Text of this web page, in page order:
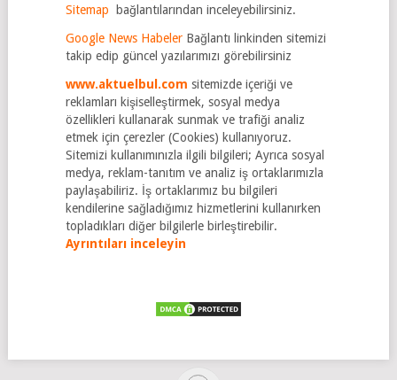
Sitemap
bağlantılarından inceleyebilirsiniz.
Google News Habeler Bağlantı linkinden sitemizi
takip edip güncel yazılarımızı görebilirsiniz
www.aktuelbul.com sitemizde içeriği ve
reklamları kişiselleştirmek, sosyal medya
özellikleri kullanarak sunmak ve trafiği analiz
etmek için çerezler (Cookies) kullanıyoruz.
Sitemizi kullanımınızla ilgili bilgileri; Ayrıca sosyal
medya, reklam-tanıtım ve analiz iş ortaklarımızla
paylaşabiliriz. İş ortaklarımız bu bilgileri
kendilerine sağladığımız hizmetlerini kullanırken
topladıkları diğer bilgilerle birleştirebilir.
Ayrıntıları inceleyin